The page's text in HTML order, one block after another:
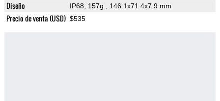
Diseño IP68, 157g , 146.1x71.4x7.9 mm
Precio de venta (USD) $535